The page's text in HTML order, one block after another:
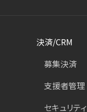
決済/CRM
募集決済
支援者管理
セキュリティ